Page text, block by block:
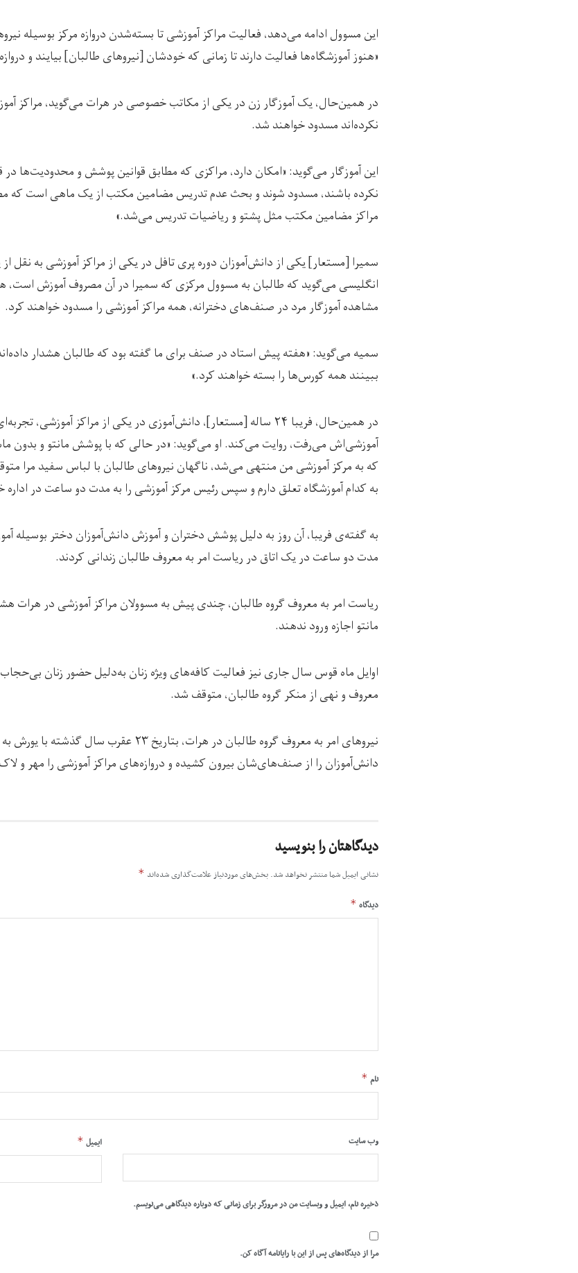
این مسوول ادامه می‌دهد، فعالیت مراکز آموزشی تا بسته‌شدن دروازه مرکز بوسیله
«هنوز آموزشگاه‌ها فعالیت دارند تا زمانی که خودشان [نیروهای طالبان] بیایند و
در همین‌حال، یک آموزگار زن در یکی از مکاتب خصوصی در هرات می‌گوید، مراکز
نکرده‌اند مسدود خواهند شد.
این آموزگار می‌گوید: «امکان دارد، مراکزی که مطابق قوانین پوشش و
نکرده باشند، مسدود شوند و بحث عدم تدریس مضامین مکتب از یک ماهی است که
مراکز مضامین مکتب مثل پشتو و ریاضیات تدریس می‌شد.»
سمیرا [مستعار] یکی از دانش‌آموزان دوره پری تافل در یکی از مراکز آموزشی به نقل
انگلیسی می‌گوید که طالبان به مسوول مرکزی که سمیرا در آن مصروف آموزش است،
مشاهده آموزگار مرد در صنف‌های دخترانه، همه مراکز آموزشی را مسدود خواهند کرد.
سمیه می‌گوید: «هفته پیش استاد در صنف برای ما گفته بود که طالبان هشدار
ببینند همه کورس‌ها را بسته خواهند کرد.»
در همین‌حال، فریبا ۲۴ ساله [مستعار]، دانش‌آموزی در یکی از مراکز
آموزشی‌اش می‌رفت، روایت می‌کند. او می‌گوید: «در حالی که با پوشش مانتو و بدون
که به مرکز آموزشی من منتهی می‌شد، ناگهان نیروهای طالبان با لباس سفید مرا
به کدام آموزشگاه تعلق دارم و سپس رئیس مرکز آموزشی را به مدت دو ساعت در اداره
به گفته‌ی فریبا، آن روز به دلیل پوشش دختران و آموزش دانش‌آموزان دختر بوسیله
مدت دو ساعت در یک اتاق در ریاست امر به معروف طالبان زندانی کردند.
ریاست امر به معروف گروه طالبان، چندی پیش به مسوولان مراکز آموزشی در هرات
مانتو اجازه ورود ندهند.
اوایل ماه قوس سال جاری‌ نیز فعالیت کافه‌های ویژه زنان به‌دلیل حضور زنان
معروف و نهی از منکر گروه طالبان، متوقف شد.
نیروهای امر به معروف گروه طالبان در هرات، بتاریخ ۲۳
دانش‌آموزان را از صنف‌های‌شان بیرون کشیده و دروازه‌های مراکز آموزشی را مهر و
دیدگاهتان را بنویسید
نشانی ایمیل شما منتشر نخواهد شد. بخش‌های موردنیاز علامت‌گذاری شده‌اند *
دیدگاه *
نام *
ایمیل * وب‌ سایت
ذخیره نام، ایمیل و وبسایت من در مرورگر برای زمانی که دوباره دیدگاهی می‌نویسم.
مرا از دیدگاه‌های پس از این با رایانامه آگاه کن.